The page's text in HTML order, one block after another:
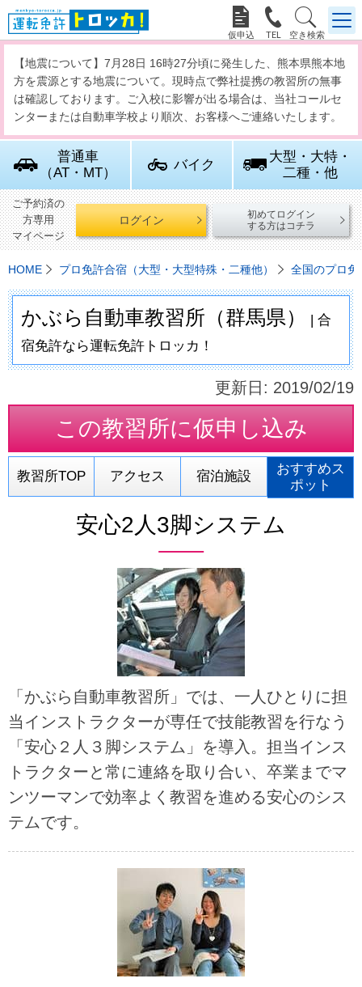
  
【地震について】7月28日 16時27分頃に発生した、熊本県熊本地
方を震源とする地震について。現時点で弊社提携の教習所の無事
は確認しております。ご入校に影響が出る場合は、当社コールセ
ンターまたは自動車学校より順次、お客様へご連絡いたします。
普通車
（AT・MT）
バイク
大型・大特・
二種・他
ご予約済の
方専用
マイページ
ログイン
初めてログイン
する方はコチラ
HOME プロ免許合宿（大型・大型特殊・二種他） 全国のプロ
かぶら自動車教習所（群馬県）
| 合
宿免許なら運転免許トロッカ！
更新日: 2019/02/19
この教習所に仮申し込み
教習所TOP アクセス 宿泊施設
おすすめス
ポット
安心2人3脚システム
「かぶら自動車教習所」では、一人ひとりに担
当インストラクターが専任で技能教習を行なう
「安心２人３脚システム」を導入。担当インス
トラクターと常に連絡を取り合い、卒業までマ
ンツーマンで効率よく教習を進める安心のシス
テムです。